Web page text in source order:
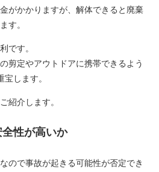
がかかりますが、解体できると廃棄
す。
です。
剪定やアウトドアに携帯できるよう
します。
紹介します。
性が高いか
ので事故が起きる可能性が否定でき